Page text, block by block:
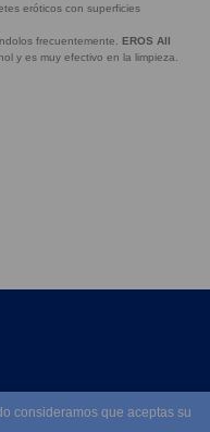
eróticos con superficies
frecuentemente. EROS All
y es muy efectivo en la limpieza.
consideramos que aceptas su